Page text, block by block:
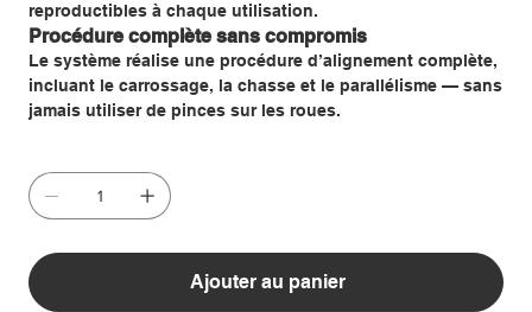
reproductibles à chaque utilisation.
Procédure complète sans compromis
Le système réalise une procédure d’alignement complète,
incluant le carrossage, la chasse et le parallélisme — sans
jamais utiliser de pinces sur les roues.
Ajouter au panier